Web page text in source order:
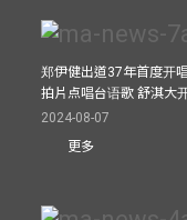
郑伊健出道37年首度开
拍片点唱台语歌 舒淇大
2024-08-07
更多